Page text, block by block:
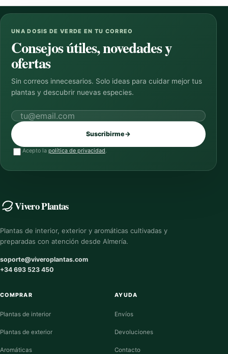
UNA DOSIS DE VERDE EN TU CORREO
Consejos útiles, novedades y
ofertas
Sin correos innecesarios. Solo ideas para cuidar mejor tus
plantas y descubrir nuevas especies.
Correo electrónico
Suscribirme→
Acepto la política de privacidad.
Vivero Plantas
Plantas de interior, exterior y aromáticas cultivadas y
preparadas con atención desde Almería.
soporte@viveroplantas.com
+34 693 523 450
COMPRAR
Plantas de interior
Plantas de exterior
Aromáticas
AYUDA
Envíos
Devoluciones
Contacto